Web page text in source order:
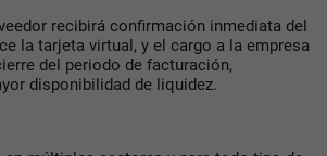
recibirá confirmación inmediata del
la tarjeta virtual, y el cargo a la empresa
del periodo de facturación,
disponibilidad de liquidez.